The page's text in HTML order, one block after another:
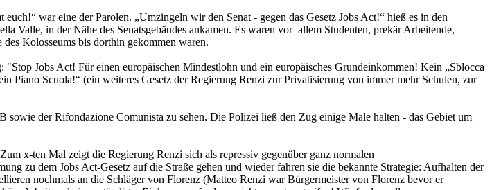
war eine der Parolen. „Umzingeln wir den Senat - gegen das Gesetz Jobs Act!“ hieß es in den
Valle, in der Nähe des Senatsgebäudes ankamen. Es waren vor allem Studenten, prekär Arbeitende,
Kolosseums bis dorthin gekommen waren.
Jobs Act! Für einen europäischen Mindestlohn und ein europäisches Grundeinkommen! Kein „Sblocca
Piano Scuola!“ (ein weiteres Gesetz der Regierung Renzi zur Privatisierung von immer mehr Schulen, zur
sowie derRifondazione Comunista zu sehen. Die Polizei ließ den Zug einige Male halten - das Gebiet um
x-ten Mal zeigt die Regierung Renzi sich als repressiv gegenüber ganz normalen
zu dem Jobs Act-Gesetz auf die Straße gehen und wieder fahren sie die bekannte Strategie: Aufhalten der
nochmals an die Schläger von Florenz (Matteo Renzi war Bürgermeister von Florenz bevor er